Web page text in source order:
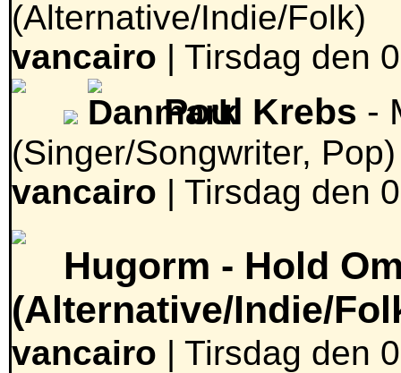
(Alternative/Indie/Folk)
vancairo | Tirsdag den
Poul Krebs -
(Singer/Songwriter, Pop)
vancairo | Tirsdag den
Hugorm - Hold
(Alternative/Indie/
vancairo | Tirsdag den